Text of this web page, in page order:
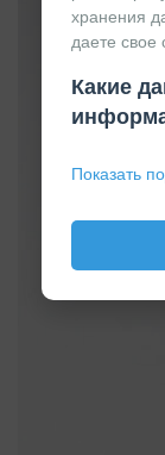
хранения
даете свое
Какие
Показать